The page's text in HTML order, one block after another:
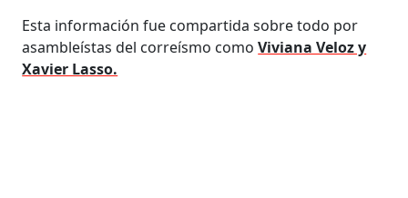
Esta información fue compartida sobre todo por
asambleístas del correísmo comoViviana Veloz y
Xavier Lasso.